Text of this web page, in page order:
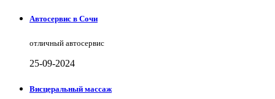
Автосервис в Сочи
отличный автосервис
25-09-2024
Висцеральный массаж